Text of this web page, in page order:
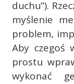
duchu”).
myślenie
problem,
Aby czegoś
prostu
wykonać